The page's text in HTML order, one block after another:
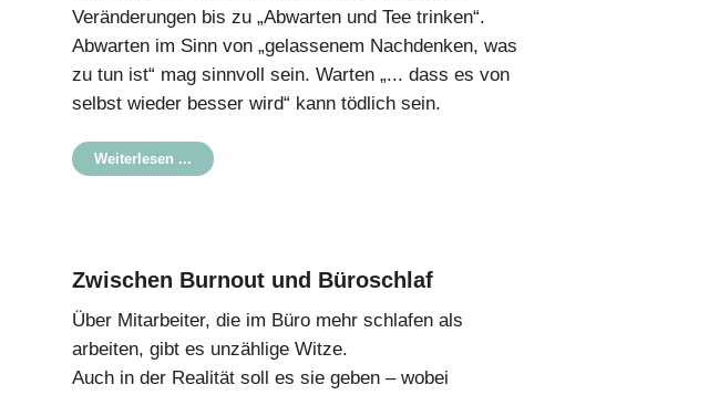
Veränderungen bis zu „Abwarten und Tee trinken“.
Abwarten im Sinn von „gelassenem Nachdenken, was
zu tun ist“ mag sinnvoll sein. Warten „... dass es von
selbst wieder besser wird“ kann tödlich sein.
Weiterlesen ...
Zwischen Burnout und Büroschlaf
Über Mitarbeiter, die im Büro mehr schlafen als
arbeiten, gibt es unzählige Witze.
Auch in der Realität soll es sie geben – wobei